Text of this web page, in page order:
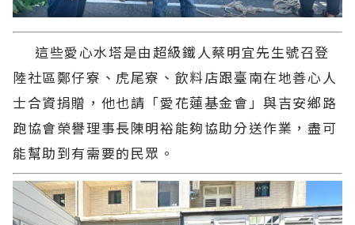
這些愛心水塔是由超級鐵人蔡明宜先生號召登
陸社區鄭仔寮、虎尾寮、飲料店跟臺南在地善心人
士合資捐贈，他也請「愛花蓮基金會」與吉安鄉路
跑協會榮譽理事長陳明裕能夠協助分送作業，盡可
能幫助到有需要的民眾。